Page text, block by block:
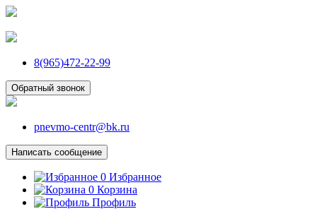
8(965)472-22-99
Обратный звонок
pnevmo-centr@bk.ru
Написать сообщение
0 Избранное
0 Корзина
Профиль